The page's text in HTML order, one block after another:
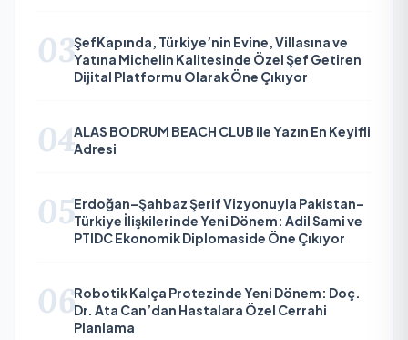
03ŞefKapında, Türkiye’nin Evine, Villasına ve
Yatına Michelin Kalitesinde Özel Şef Getiren
Dijital Platformu Olarak Öne Çıkıyor
04ALAS BODRUM BEACH CLUB ile Yazın En Keyifli
Adresi
05Erdoğan–Şahbaz Şerif Vizyonuyla Pakistan–
Türkiye İlişkilerinde Yeni Dönem: Adil Sami ve
PTIDC Ekonomik Diplomaside Öne Çıkıyor
06Robotik Kalça Protezinde Yeni Dönem: Doç.
Dr. Ata Can’dan Hastalara Özel Cerrahi
Planlama